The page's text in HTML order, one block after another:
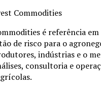
Commodities
é referência
de risco para o
indústrias e o
consultoria e